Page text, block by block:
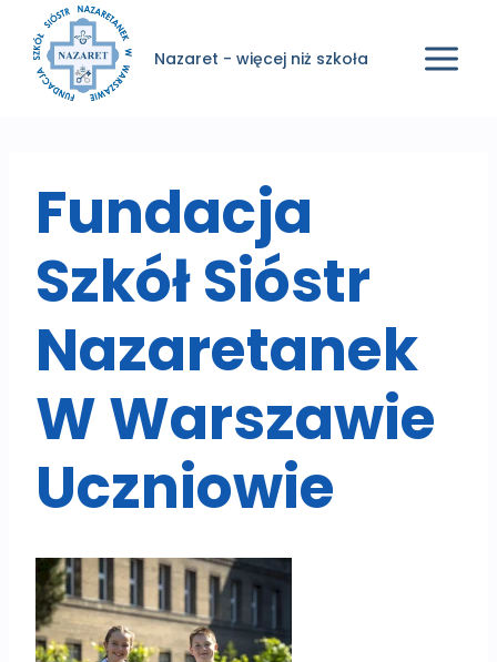
Przejdź
treści
Nazaret - więcej niż szkoła
Fundacja
Szkół Sióstr
Nazaretanek
W Warszawie
Uczniowie